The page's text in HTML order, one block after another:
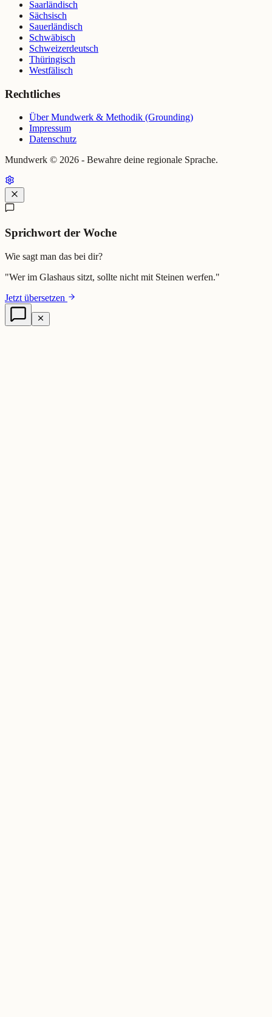
Saarländisch
Sächsisch
Sauerländisch
Schwäbisch
Schweizerdeutsch
Thüringisch
Westfälisch
Rechtliches
Über Mundwerk & Methodik (Grounding)
Impressum
Datenschutz
Mundwerk © 2026 - Bewahre deine regionale Sprache.
Sprichwort der Woche
Wie sagt man das bei dir?
"Wer im Glashaus sitzt, sollte nicht mit Steinen werfen."
Jetzt übersetzen